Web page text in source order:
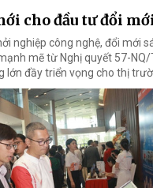
cho đầu tư đổi
nghiệp công nghệ, đổi mới
mẽ từ Nghị quyết 57-NQ/
lớn đầy triển vọng cho thị